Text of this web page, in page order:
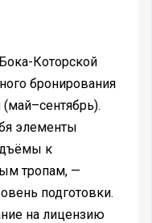
Которской
бронирования
элементы
к
тропам, —
подготовки.
на лицензию